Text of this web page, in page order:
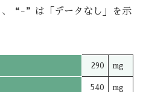
“-”は「データなし」を示
290 mg
540 mg